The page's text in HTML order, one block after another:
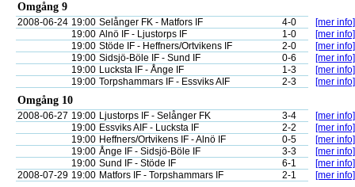
Omgång 9
2008-06-24 19:00 Selånger FK - Matfors IF 4-0
[mer info]
19:00 Alnö IF - Ljustorps IF 1-0
[mer info]
19:00 Stöde IF - Heffners/Ortvikens IF 2-0
[mer info]
19:00 Sidsjö-Böle IF - Sund IF 0-6
[mer info]
19:00 Lucksta IF - Ånge IF 1-3
[mer info]
19:00 Torpshammars IF - Essviks AIF 2-3 [mer info]
Omgång 10
2008-06-27 19:00 Ljustorps IF - Selånger FK 3-4
[mer info]
19:00 Essviks AIF - Lucksta IF 2-2
[mer info]
19:00 Heffners/Ortvikens IF - Alnö IF 0-5
[mer info]
19:00 Ånge IF - Sidsjö-Böle IF 3-3
[mer info]
19:00 Sund IF - Stöde IF 6-1
[mer info]
2008-07-29 19:00 Matfors IF - Torpshammars IF 2-1 [mer info]